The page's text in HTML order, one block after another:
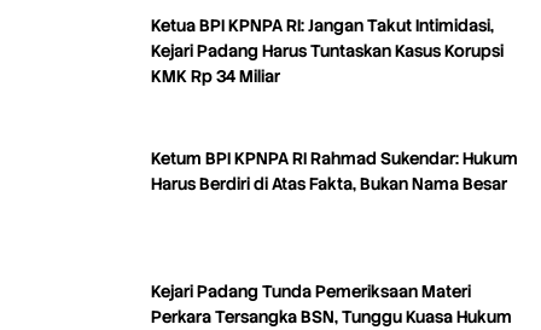
Ketua BPI KPNPA RI: Jangan Takut Intimidasi,
Kejari Padang Harus Tuntaskan Kasus Korupsi
KMK Rp 34 Miliar
Ketum BPI KPNPA RI Rahmad Sukendar: Hukum
Harus Berdiri di Atas Fakta, Bukan Nama Besar
Kejari Padang Tunda Pemeriksaan Materi
Perkara Tersangka BSN, Tunggu Kuasa Hukum